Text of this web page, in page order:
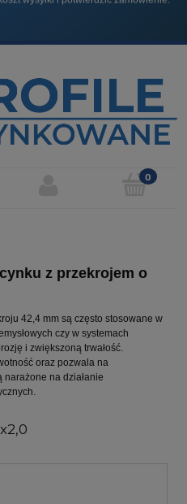
z przekrojem o
42,4 mm są często stosowane w
czy w systemach
i zwiększoną trwałość.
oraz pozwala na
na działanie